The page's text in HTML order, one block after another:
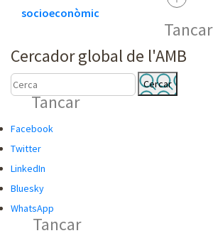
socioeconòmic
Tancar
Cercador global de l'AMB
C
C
Tancar
Facebook
Twitter
LinkedIn
Bluesky
WhatsApp
Tancar